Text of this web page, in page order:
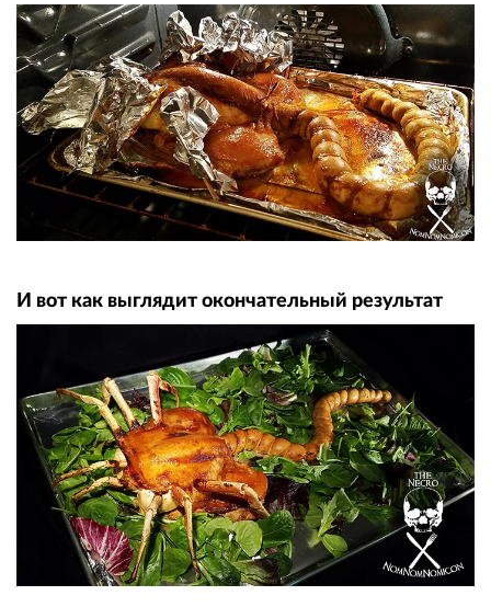
И вот как выглядит окончательный результат